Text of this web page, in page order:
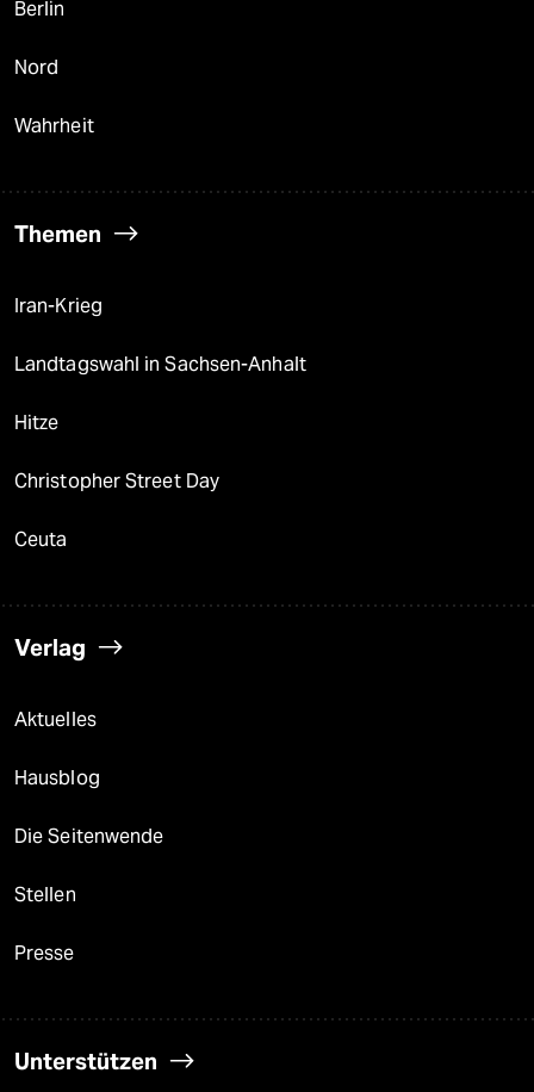
Berlin
Nord
Wahrheit
Themen
Iran-Krieg
Landtagswahl in Sachsen-Anhalt
Hitze
Christopher Street Day
Ceuta
Verlag
Aktuelles
Hausblog
Die Seitenwende
Stellen
Presse
Unterstützen